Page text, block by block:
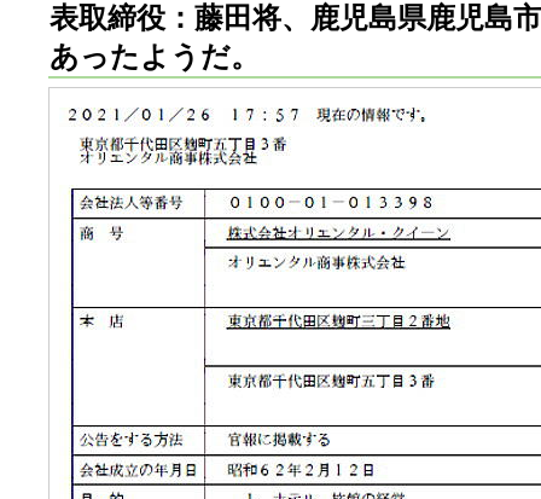
表取締役：藤田将、鹿児島県鹿児島
あったようだ。